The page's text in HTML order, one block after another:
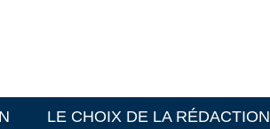
LE CHOIX DE LA RÉDACTION